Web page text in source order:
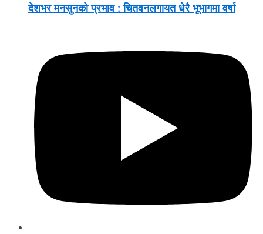
देशभर मनसुनको प्रभाव : चितवनलगायत धेरै भूभागमा वर्षा